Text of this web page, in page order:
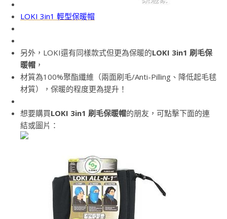
LOKI 3in1 輕型保暖帽
另外，LOKI還有同樣款式但更為保暖的LOKI 3in1 刷毛保
暖帽 ，
材質為100%聚酯纖維（兩面刷毛/Anti-Pilling、降低起毛毬
材質），保暖的程度更為提升！
想要購買LOKI 3in1 刷毛保暖帽的朋友，可點擊下面的連
結或圖片：